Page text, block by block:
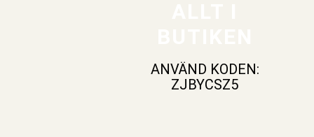
ANVÄND KODEN:
ZJBYCSZ5